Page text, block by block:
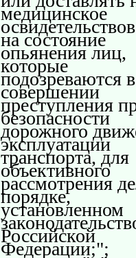
медицинское
на состояние
опьянения лиц,
которые
подозреваются в
совершении
преступления
безопасности
дорожного
эксплуатации
транспорта, для
объективного
рассмотрения
порядке,
установленном
Российской
Федерации;";